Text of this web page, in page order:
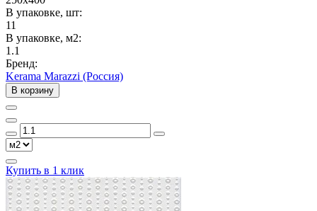
В упаковке, шт:
11
В упаковке, м2:
1.1
Бренд:
Kerama Marazzi (Россия)
В корзину
Купить в 1 клик